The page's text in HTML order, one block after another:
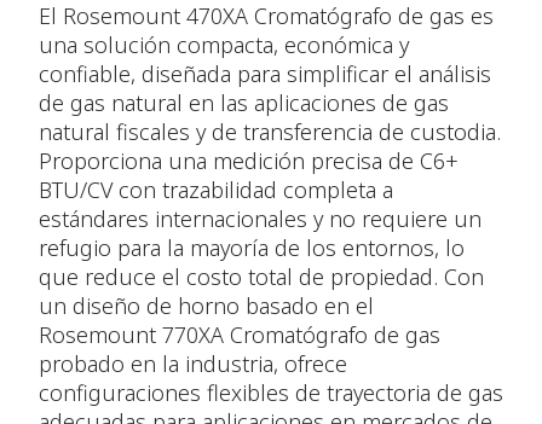
El Rosemount 470XA Cromatógrafo de gas es
una solución compacta, económica y
confiable, diseñada para simplificar el análisis
de gas natural en las aplicaciones de gas
natural fiscales y de transferencia de custodia.
Proporciona una medición precisa de C6+
BTU/CV con trazabilidad completa a
estándares internacionales y no requiere un
refugio para la mayoría de los entornos, lo
que reduce el costo total de propiedad. Con
un diseño de horno basado en el
Rosemount 770XA Cromatógrafo de gas
probado en la industria, ofrece
configuraciones flexibles de trayectoria de gas